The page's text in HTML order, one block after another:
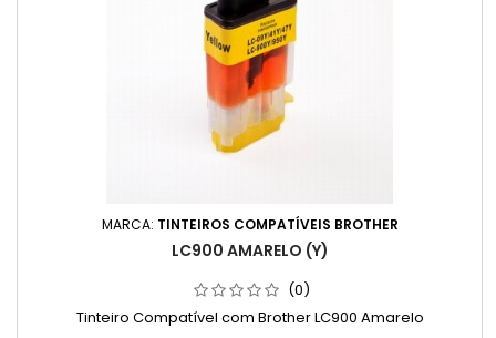
MARCA: TINTEIROS COMPATÍVEIS BROTHER
LC900 AMARELO (Y)
(0)
Tinteiro Compatível com Brother LC900 Amarelo